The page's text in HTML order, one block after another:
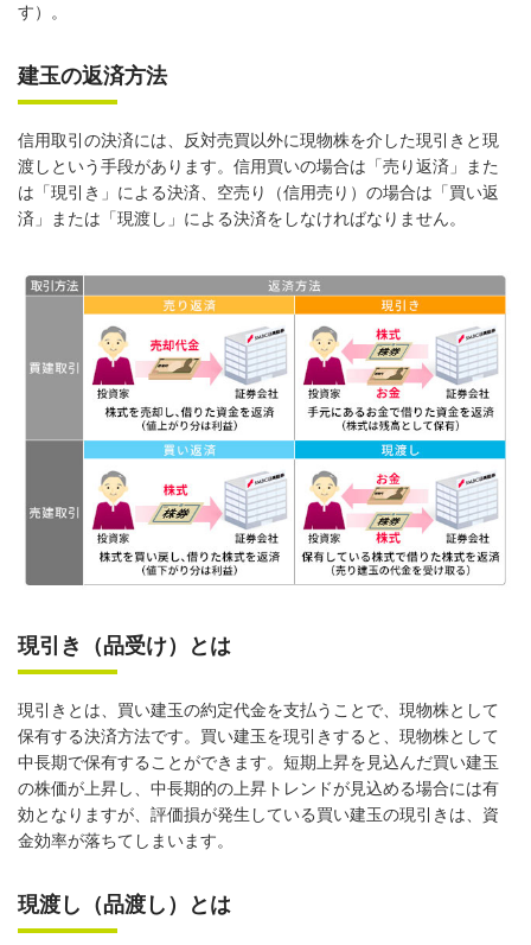
す）。
建玉の返済方法
信用取引の決済には、反対売買以外に現物株を介した現引きと現
渡しという手段があります。信用買いの場合は「売り返済」また
は「現引き」による決済、空売り（信用売り）の場合は「買い返
済」または「現渡し」による決済をしなければなりません。
現引き（品受け）とは
現引きとは、買い建玉の約定代金を支払うことで、現物株として
保有する決済方法です。買い建玉を現引きすると、現物株として
中長期で保有することができます。短期上昇を見込んだ買い建玉
の株価が上昇し、中長期的の上昇トレンドが見込める場合には有
効となりますが、評価損が発生している買い建玉の現引きは、資
金効率が落ちてしまいます。
現渡し（品渡し）とは